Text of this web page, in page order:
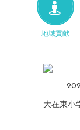
地域貢献
大在東小